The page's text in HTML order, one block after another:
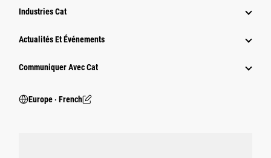
Industries Cat
Actualités Et Événements
Communiquer Avec Cat
Europe ‧ French